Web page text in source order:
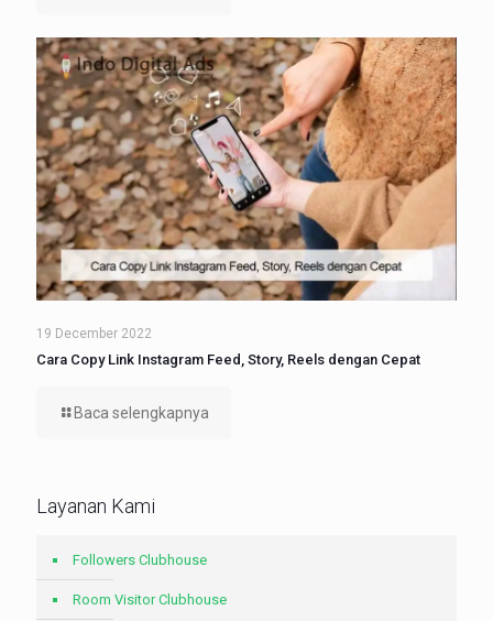
19 December 2022
Cara Copy Link Instagram Feed, Story, Reels dengan Cepat
Baca selengkapnya
Layanan Kami
Followers Clubhouse
Room Visitor Clubhouse